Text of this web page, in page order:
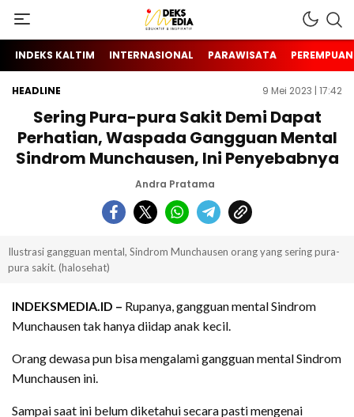
INDEKS MEDIA
Berita Hari Ini Di Indonesia & Internasional
INDEKS KALTIM INTERNASIONAL PARAWISATA
HEADLINE 9 Mei 2023 | 17:42
Sering Pura-pura Sakit Demi Dapat
Perhatian, Waspada Gangguan Mental
Sindrom Munchausen, Ini Penyebabnya
Andra Pratama
Ilustrasi gangguan mental, Sindrom Munchausen orang yang sering pura-
pura sakit. (halosehat)
INDEKSMEDIA.ID – Rupanya, gangguan mental Sindrom
Munchausen tak hanya diidap anak kecil.
Orang dewasa pun bisa mengalami gangguan mental Sindrom
Munchausen ini.
Sampai saat ini belum diketahui secara pasti mengenai